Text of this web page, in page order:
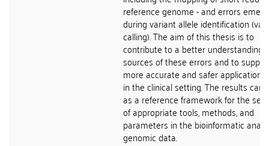
reference genome - and errors
during variant allele identification
calling). The aim of this thesis is to
contribute to a better understanding
sources of these errors and to
more accurate and safer application
in the clinical setting. The results can
as a reference framework for the
of appropriate tools, methods, and
parameters in the bioinformatic
genomic data.